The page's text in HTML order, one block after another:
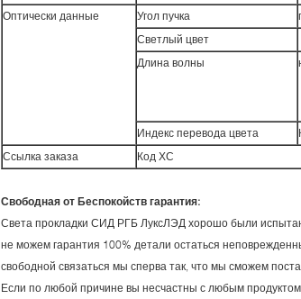
Оптически данные
Угол пучка
Светлый цвет
Длина волны
Индекс перевода цвета
Ссылка заказа
Код ХС
Свободная от Беспокойств гарантия:
Света прокладки СИД РГБ ЛуксЛЭД хорошо были
не можем гарантия 100% детали остаться
свободной связаться мы сперва так, что мы сможем
Если по любой причине вы несчастны с любым